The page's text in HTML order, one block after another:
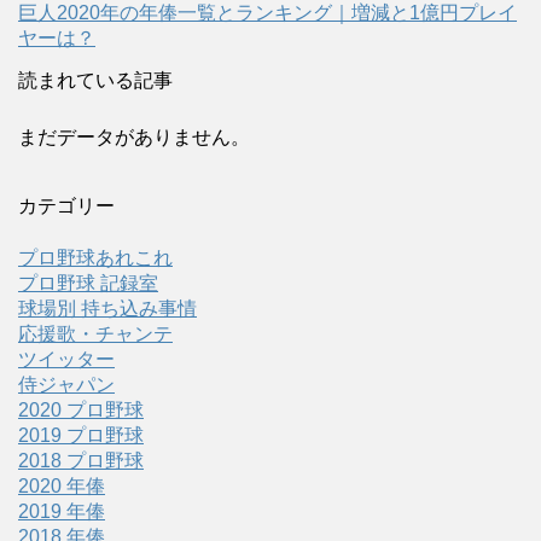
巨人2020年の年俸一覧とランキング｜増減と1億円プレイ
ヤーは？
読まれている記事
まだデータがありません。
カテゴリー
プロ野球あれこれ
プロ野球 記録室
球場別 持ち込み事情
応援歌・チャンテ
ツイッター
侍ジャパン
2020 プロ野球
2019 プロ野球
2018 プロ野球
2020 年俸
2019 年俸
2018 年俸